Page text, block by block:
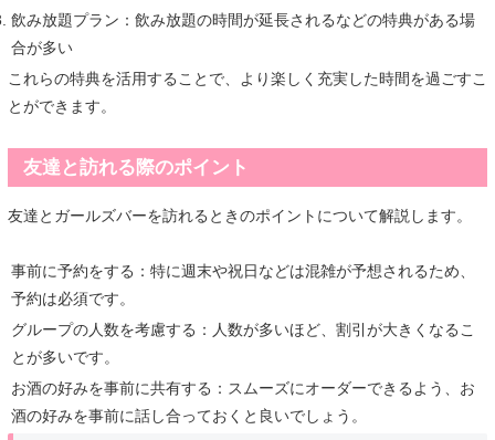
飲み放題プラン：飲み放題の時間が延長されるなどの特典がある場
合が多い
これらの特典を活用することで、より楽しく充実した時間を過ごすこ
とができます。
友達と訪れる際のポイント
友達とガールズバーを訪れるときのポイントについて解説します。
事前に予約をする：特に週末や祝日などは混雑が予想されるため、
予約は必須です。
グループの人数を考慮する：人数が多いほど、割引が大きくなるこ
とが多いです。
お酒の好みを事前に共有する：スムーズにオーダーできるよう、お
酒の好みを事前に話し合っておくと良いでしょう。